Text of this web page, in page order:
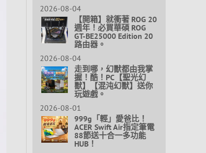
2026-08-04
【開箱】就衝著 ROG 20
週年！必買華碩 ROG
GT-BE25000 Edition 20
路由器。
2026-08-04
走到哪，幻獸都由我掌
握！酷！PC【聖光幻
獸】【混沌幻獸】送你
玩遊戲。
2026-08-01
999g「輕」愛爸比！
ACER Swift Air指定筆電
88節送十合一多功能
HUB！